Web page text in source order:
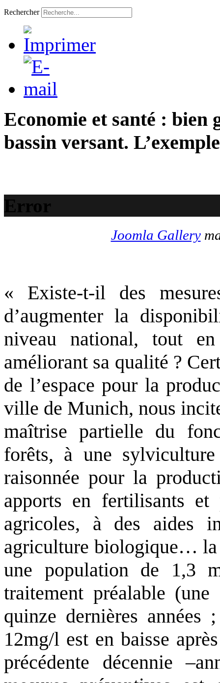
Rechercher
Economie et santé : bien
bassin versant.
Error
Joomla Gallery
« Existe-t-il des
d’augmenter la
niveau national, tout
améliorant sa qualité ?
de l’espace pour la
ville de Munich, nous
maîtrise partielle du
forêts, à une
raisonnée pour la
apports en fertilisants et
agricoles, à des aides
agriculture biologique…
une population de 1,3
traitement préalable
quinze dernières
12mg/l est en baisse
précédente décennie